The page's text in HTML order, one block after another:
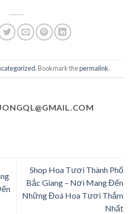
. Bookmark thepermalink.
Shop Hoa Tươi Thành Phố
Bắc Giang – Nơi Mang Đến
Những Đoá Hoa Tươi Thắm
Nhất